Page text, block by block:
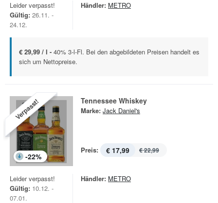
Leider verpasst!
Gültig: 26.11. -
24.12.
Händler: METRO
€ 29,99 / l - 40% 3-l-Fl. Bei den abgebildeten Preisen handelt es
sich um Nettopreise.
Verpasst!
-22%
Tennessee Whiskey
Marke: Jack Daniel's
Preis: € 17,99 € 22,99
Leider verpasst!
Gültig: 10.12. -
07.01.
Händler: METRO